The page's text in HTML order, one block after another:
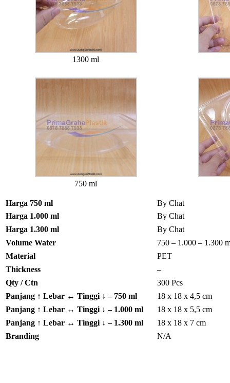
1300 ml
750 ml
Harga 750 ml
By Chat
Harga 1.000 ml
By Chat
Harga 1.300 ml
By Chat
Volume Water
750 – 1.000 – 1.300
Material
PET
Thickness
–
Qty / Ctn
300 Pcs
Panjang ↑ Lebar ↔ Tinggi ↓ – 750 ml
18 x 18 x 4,5 cm
Panjang ↑ Lebar ↔ Tinggi ↓ – 1.000 ml
18 x 18 x 5,5 cm
Panjang ↑ Lebar ↔ Tinggi ↓ – 1.300 ml
18 x 18 x 7 cm
Branding
N/A